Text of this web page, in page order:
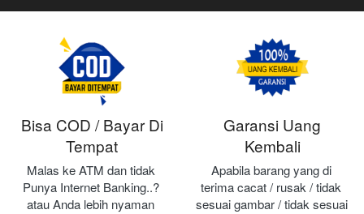
Bisa COD / Bayar Di
Tempat
Malas ke ATM dan tidak
Punya Internet Banking..?
atau Anda lebih nyaman
Garansi Uang
Kembali
Apabila barang yang di
terima cacat / rusak / tidak
sesuai gambar / tidak sesuai